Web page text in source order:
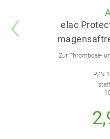
elac
Zur Thrombose-
PZN